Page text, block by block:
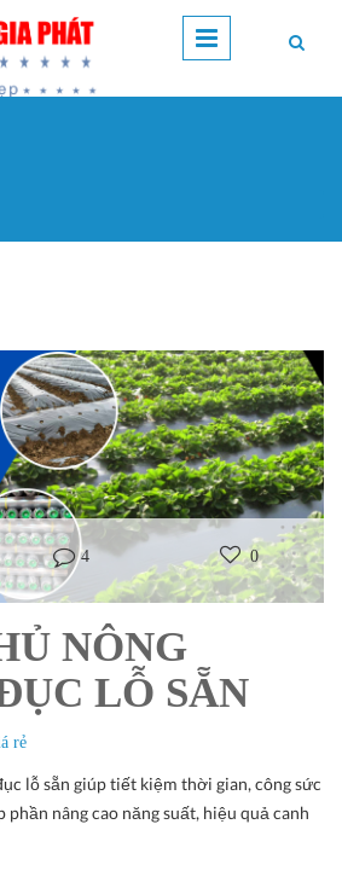
4 0
NÔNG
LỖ SẴN
rẻ
lỗ sẵn giúp tiết kiệm thời gian, công sức
phần nâng cao năng suất, hiệu quả canh